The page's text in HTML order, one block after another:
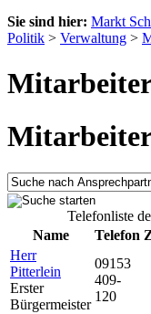
Sie sind hier: Markt
Politik > Verwaltung >
Telefonliste
Name
Telefon
Herr
Pitterlein
Erster
Bürgermeister
09153
409-
120